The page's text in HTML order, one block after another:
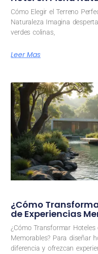
Cómo Elegir el Terreno
Naturaleza Imagina
verdes colinas,
Leer Mas
¿Cómo
de Experiencias
¿Cómo Transformar Hoteles
Memorables? Para diseñar
diferencia y ofrezcan